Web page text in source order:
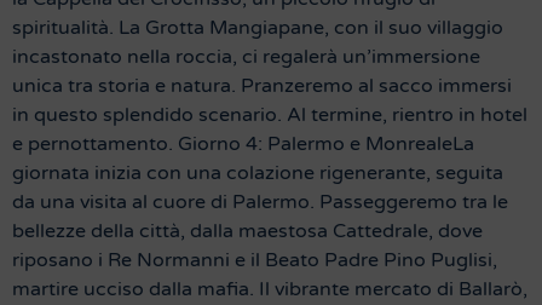
spiritualità. La Grotta Mangiapane, con il suo villaggio
incastonato nella roccia, ci regalerà un’immersione
unica tra storia e natura. Pranzeremo al sacco immersi
in questo splendido scenario. Al termine, rientro in hotel
e pernottamento. Giorno 4: Palermo e MonrealeLa
giornata inizia con una colazione rigenerante, seguita
da una visita al cuore di Palermo. Passeggeremo tra le
bellezze della città, dalla maestosa Cattedrale, dove
riposano i Re Normanni e il Beato Padre Pino Puglisi,
martire ucciso dalla mafia. Il vibrante mercato di Ballarò,